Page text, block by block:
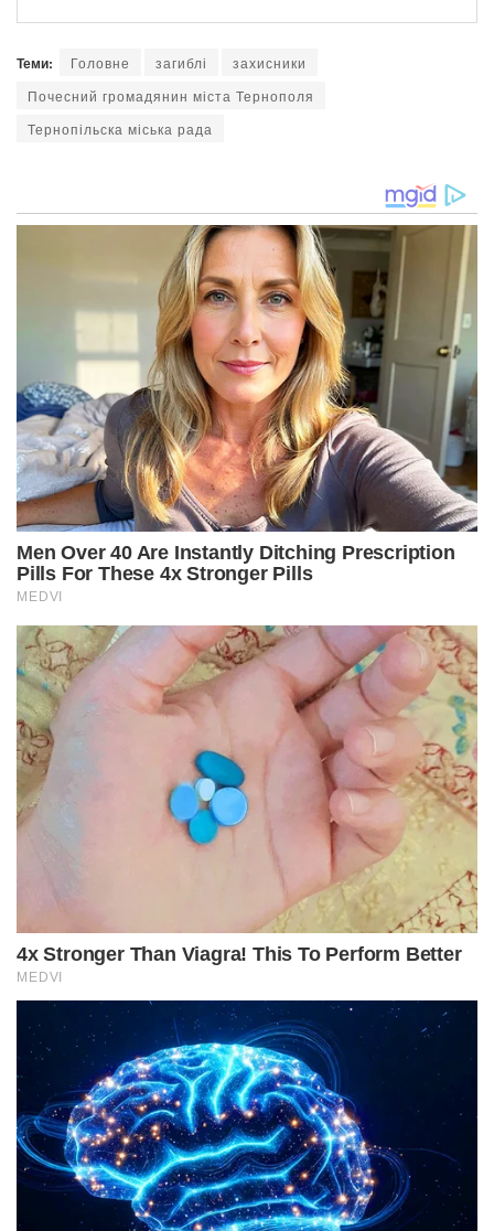
Теми: Головне загиблі
захисники
Почесний громадянин міста Тернополя
Тернопільска міська рада